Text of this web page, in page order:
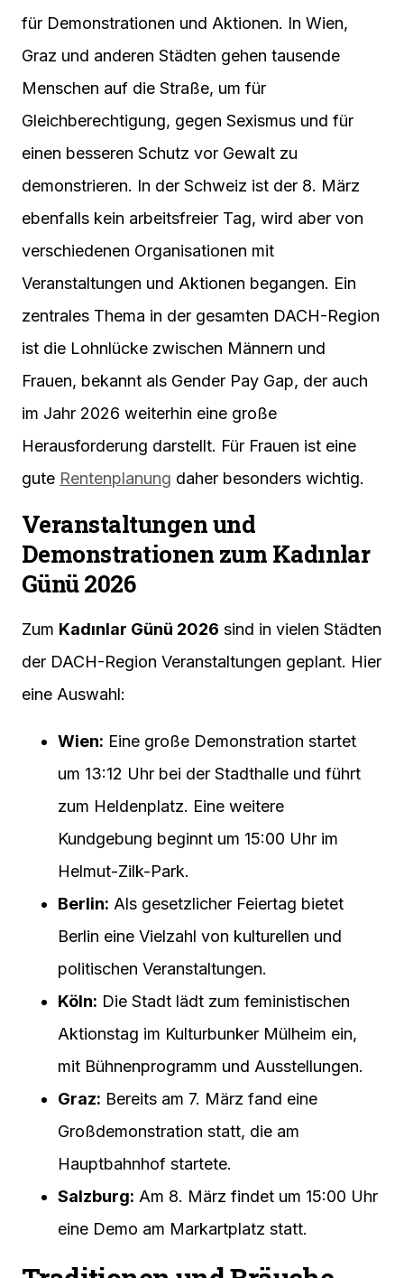
für Demonstrationen und Aktionen. In Wien,
Graz und anderen Städten gehen tausende
Menschen auf die Straße, um für
Gleichberechtigung, gegen Sexismus und für
einen besseren Schutz vor Gewalt zu
demonstrieren. In der Schweiz ist der 8. März
ebenfalls kein arbeitsfreier Tag, wird aber von
verschiedenen Organisationen mit
Veranstaltungen und Aktionen begangen. Ein
zentrales Thema in der gesamten DACH-Region
ist die Lohnlücke zwischen Männern und
Frauen, bekannt als Gender Pay Gap, der auch
im Jahr 2026 weiterhin eine große
Herausforderung darstellt. Für Frauen ist eine
gute Rentenplanung daher besonders wichtig.
Veranstaltungen und
Demonstrationen zum Kadınlar
Günü 2026
Zum Kadınlar Günü 2026 sind in vielen Städten
der DACH-Region Veranstaltungen geplant. Hier
eine Auswahl:
Wien: Eine große Demonstration startet
um 13:12 Uhr bei der Stadthalle und führt
zum Heldenplatz. Eine weitere
Kundgebung beginnt um 15:00 Uhr im
Helmut-Zilk-Park.
Berlin: Als gesetzlicher Feiertag bietet
Berlin eine Vielzahl von kulturellen und
politischen Veranstaltungen.
Köln: Die Stadt lädt zum feministischen
Aktionstag im Kulturbunker Mülheim ein,
mit Bühnenprogramm und Ausstellungen.
Graz: Bereits am 7. März fand eine
Großdemonstration statt, die am
Hauptbahnhof startete.
Salzburg: Am 8. März findet um 15:00 Uhr
eine Demo am Markartplatz statt.